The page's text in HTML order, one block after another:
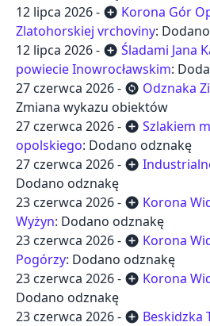
12 lipca 2026 - add_circle Korona Gór
Zlatohorskiej vrchoviny:
12 lipca 2026 - add_circle Śladami Jana
powiecie Inowrocławskim:
27 czerwca 2026 - change_circle Odznaka
Zmiana wykazu obiektów
27 czerwca 2026 - add_circle Szlakiem
opolskiego: Dodano odznakę
27 czerwca 2026 - add_circle
Dodano odznakę
23 czerwca 2026 - add_circle Korona
Wyżyn: Dodano odznakę
23 czerwca 2026 - add_circle Korona
Pogórzy: Dodano odznakę
23 czerwca 2026 - add_circle Korona
Dodano odznakę
23 czerwca 2026 - add_circle Beskidzka